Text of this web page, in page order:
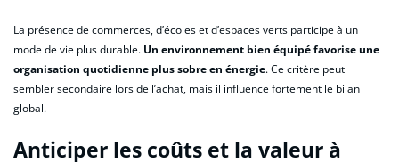
La présence de commerces, d’écoles et d’espaces verts participe à un
mode de vie plus durable. Un environnement bien équipé favorise une
organisation quotidienne plus sobre en énergie. Ce critère peut
sembler secondaire lors de l’achat, mais il influence fortement le bilan
global.
Anticiper les coûts et la valeur à